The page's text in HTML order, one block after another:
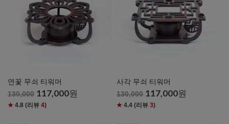
연꽃 무쇠 티워머
130,000 117,000원
★ 4.8 (리뷰 4)
사각 무쇠 티워머
130,000 117,000원
★ 4.4 (리뷰3)